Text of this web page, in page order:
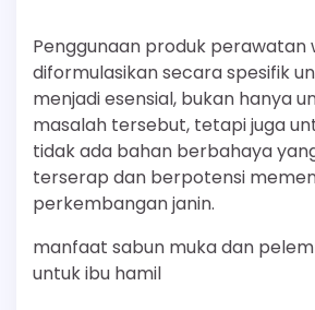
Penggunaan produk perawatan
diformulasikan secara spesifik
menjadi esensial, bukan hanya
masalah tersebut, tetapi juga
tidak ada bahan berbahaya
terserap dan berpotensi
perkembangan janin.
manfaat sabun muka dan
untuk ibu hamil